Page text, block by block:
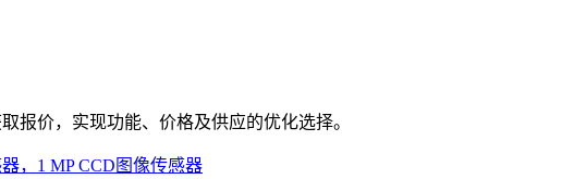
报价，实现功能、价格及供应的优化选择。